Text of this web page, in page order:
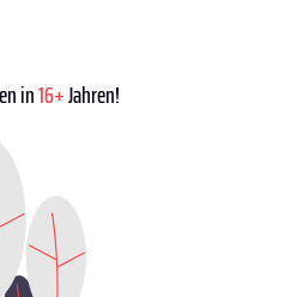
in16+Jahren!